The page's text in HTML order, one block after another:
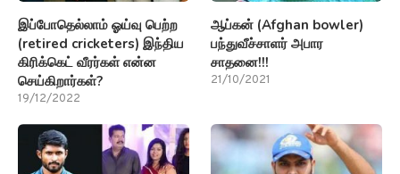
இப்போதெல்லாம் ஓய்வு பெற்ற
(retired cricketers) இந்திய
கிரிக்கெட் வீரர்கள் என்ன
செய்கிறார்கள்?
19/12/2022
ஆப்கன் (Afghan bowler)
பந்துவீச்சாளர் அபார
சாதனை!!!
21/10/2021